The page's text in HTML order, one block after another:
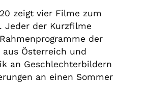
zeigt vier Filme zum
Jeder der Kurzfilme
der
Österreich und
an Geschlechterbildern
an einen Sommer